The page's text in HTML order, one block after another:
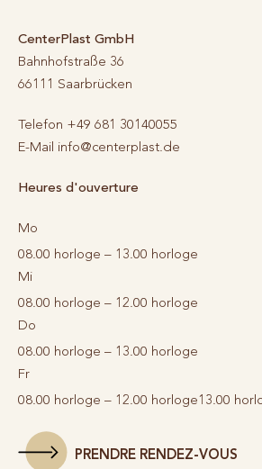
CenterPlast GmbH
Bahnhofstraße 36
66111 Saarbrücken
Telefon +49 681 30140055
E-Mail info@centerplast.de
Heures d'ouverture
Mo
08.00 horloge – 13.00 horloge
Mi
08.00 horloge – 12.00 horloge
Do
08.00 horloge – 13.00 horloge
Fr
08.00 horloge – 12.00 horloge13.00
PRENDRE RENDEZ-VOUS